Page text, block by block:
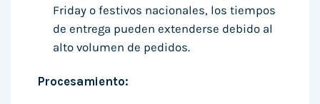
Friday o festivos nacionales, los tiempos
de entrega pueden extenderse debido al
alto volumen de pedidos.
Procesamiento: